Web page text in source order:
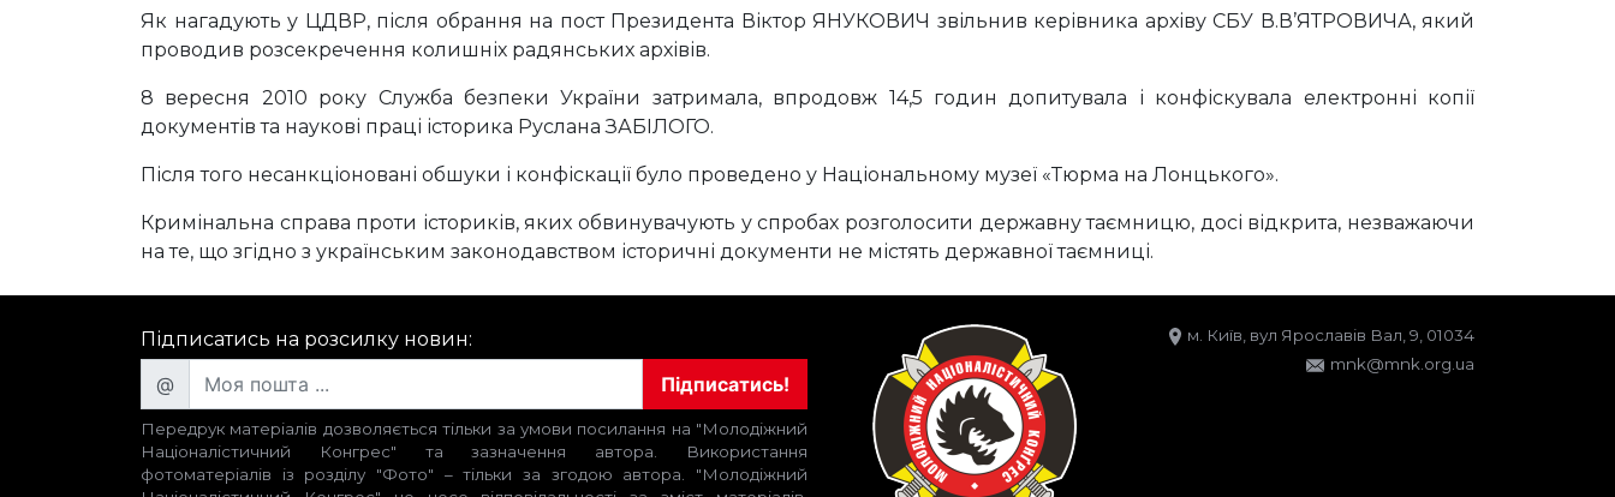
Як нагадують у ЦДВР, після обрання на пост Президента Віктор ЯНУКОВИЧ звільнив керівника архіву СБУ В.В’ЯТРОВИЧА, який
проводив розсекречення колишніх радянських архівів.
8 вересня 2010 року Служба безпеки України затримала, впродовж 14,5 годин допитувала і конфіскувала електронні копії
документів та наукові праці історика Руслана ЗАБІЛОГО.
Після того несанкціоновані обшуки і конфіскації було проведено у Національному музеї «Тюрма на Лонцького».
Кримінальна справа проти істориків, яких обвинувачують у спробах розголосити державну таємницю, досі відкрита, незважаючи
на те, що згідно з українським законодавством історичні документи не містять державної таємниці.
Підписатись на розсилку новин:
@ Підписатись!
Передрук матеріалів дозволяється тільки за умови посилання на "Молодіжний
Націоналістичний Конгрес" та зазначення автора. Використання
фотоматеріалів із розділу "Фото" – тільки за згодою автора. "Молодіжний
м. Київ, вул Ярославів Вал, 9, 01034
mnk@mnk.org.ua